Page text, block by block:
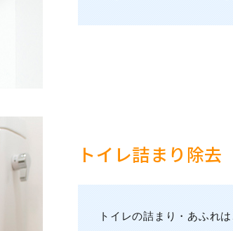
トイレ詰まり除去
トイレの詰まり・あふれ